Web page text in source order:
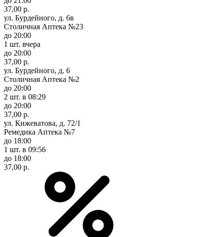
37,00 р.
ул. Бурдейного, д. 6в
Столичная Аптека №23
до 20:00
1 шт. вчера
до 20:00
37,00 р.
ул. Бурдейного, д. 6
Столичная Аптека №2
до 20:00
2 шт. в 08:29
до 20:00
37,00 р.
ул. Кижеватова, д. 72/1
Ремедика Аптека №7
до 18:00
1 шт. в 09:56
до 18:00
37,00 р.